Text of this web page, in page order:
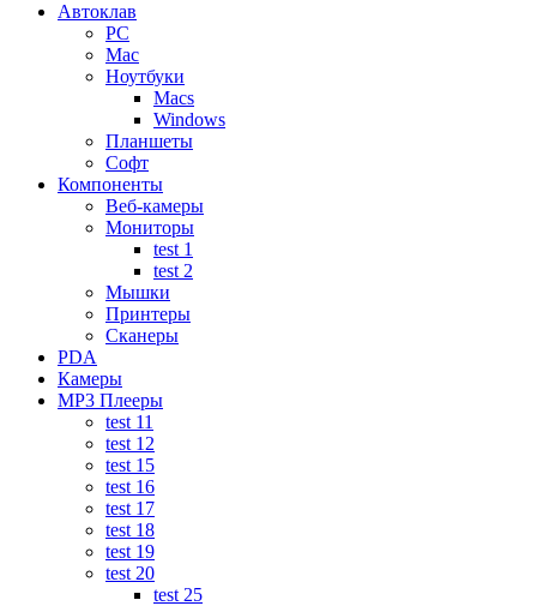
Автоклав
PC
Mac
Ноутбуки
Macs
Windows
Планшеты
Софт
Компоненты
Веб-камеры
Мониторы
test 1
test 2
Мышки
Принтеры
Сканеры
PDA
Камеры
MP3 Плееры
test 11
test 12
test 15
test 16
test 17
test 18
test 19
test 20
test 25